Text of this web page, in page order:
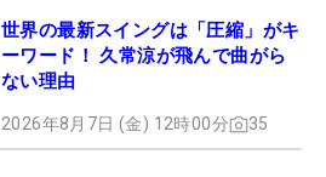
世界の最新スイングは「圧縮」がキ
ーワード！ 久常涼が飛んで曲がら
ない理由
2026年8月7日 (金) 12時00分 35